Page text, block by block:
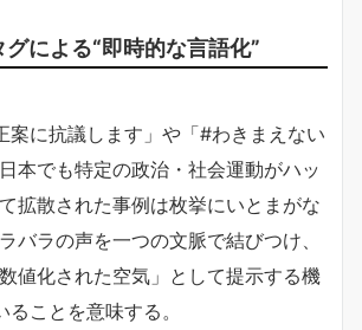
による“即時的な言語化”
案に抗議します」や「#わきまえない
本でも特定の政治・社会運動がハッ
拡散された事例は枚挙にいとまがな
バラの声を一つの文脈で結びつけ、
値化された空気」として提示する機
ことを意味する。